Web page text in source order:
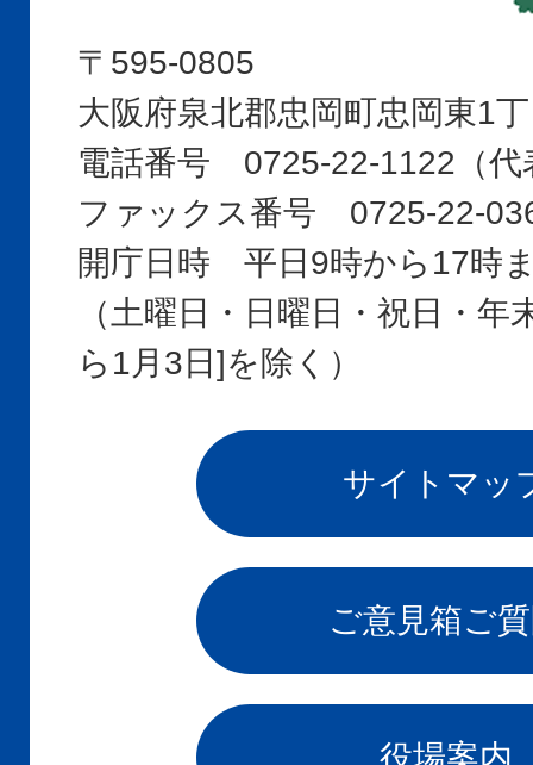
〒595-0805
大阪府泉北郡忠岡町忠岡東1
電話番号 0725-22-1122（
ファックス番号 0725-22-
開庁日時 平日9時から17時
（土曜日・日曜日・祝日・年
ら1月3日]を除く）
サイトマッ
ご意見箱ご
役場案内